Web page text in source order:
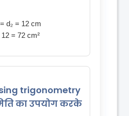
d₂ = 12 cm
= 72 cm²
trigonometry
का उपयोग करके